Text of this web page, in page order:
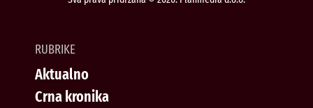
RUBRIKE
Aktualno
Crna kronika